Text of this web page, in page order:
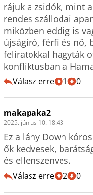
rájuk a zsidók, mint
rendes szállodai
miközben eddig is
újságíró, férfi és nő,
feliratokkal hagyták
Válasz erre 1 0
makapaka2
2025. június 10. 18:43
Ez a lány Down
ők kedvesek,
és ellenszenves.
Válasz erre 2 0